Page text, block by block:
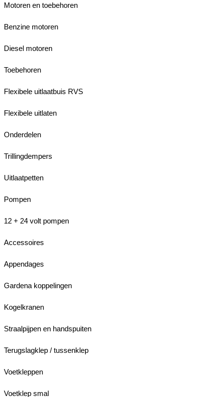
Motoren en toebehoren
Benzine motoren
Diesel motoren
Toebehoren
Flexibele uitlaatbuis RVS
Flexibele uitlaten
Onderdelen
Trillingdempers
Uitlaatpetten
Pompen
12 + 24 volt pompen
Accessoires
Appendages
Gardena koppelingen
Kogelkranen
Straalpijpen en handspuiten
Terugslagklep / tussenklep
Voetkleppen
Voetklep smal